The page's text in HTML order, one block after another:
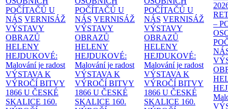
POČÍTAČŮ U
NÁS VERNISÁŽ
VÝSTAVY
OBRAZŮ
HELENY
HEJDUKOVÉ:
Malování je radost
VÝSTAVA K
VÝROČÍ BITVY
1866 U ČESKÉ
SKALICE 160.
POČÍTAČŮ U
NÁS VERNISÁŽ
VÝSTAVY
OBRAZŮ
HELENY
HEJDUKOVÉ:
Malování je radost
VÝSTAVA K
VÝROČÍ BITVY
1866 U ČESKÉ
SKALICE 160.
POČÍTAČŮ U
NÁS VERNISÁŽ
VÝSTAVY
OBRAZŮ
HELENY
HEJDUKOVÉ:
Malování je radost
VÝSTAVA K
VÝROČÍ BITVY
1866 U ČESKÉ
SKALICE 160.
–